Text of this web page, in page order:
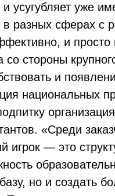
усугубляет уже
разных сферах с
и
со стороны
и
национальных
«Среди
игрок — это
но и создать